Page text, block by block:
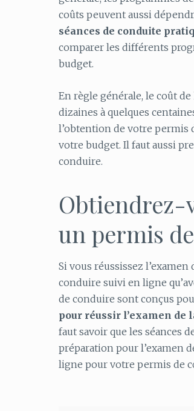
coûts peuvent aussi
séances de conduite
comparer les différents
budget.
En règle générale, le coût de
dizaines à quelques
l’obtention de votre permis
votre budget. Il faut aussi
conduire.
Obtiendrez-
un permis
Si vous réussissez
conduire suivi en ligne
de conduire sont conçus
pour réussir l’examen de
faut savoir que les séances
préparation pour l’examen
ligne pour votre permis de